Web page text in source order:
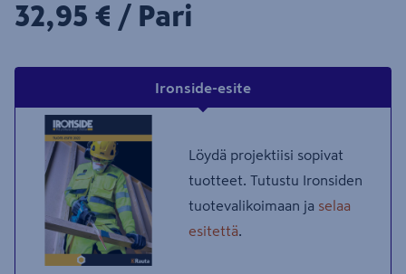
32,95€/Pari
32,95 € / Pari
Ironside-esite
Löydä projektiisi sopivat
tuotteet. Tutustu Ironsiden
tuotevalikoimaan ja selaa
esitettä